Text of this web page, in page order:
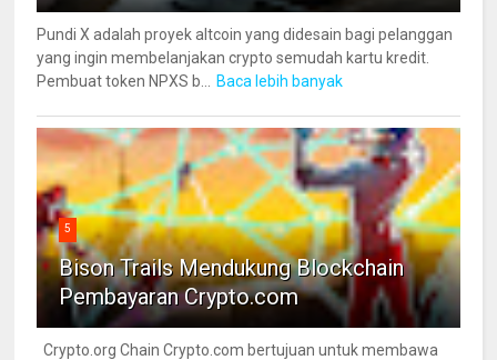
Pundi X adalah proyek altcoin yang didesain bagi pelanggan
yang ingin membelanjakan crypto semudah kartu kredit.
Pembuat token NPXS b...
Baca lebih banyak
5
Bison Trails Mendukung Blockchain
Pembayaran Crypto.com
Crypto.org Chain Crypto.com bertujuan untuk membawa